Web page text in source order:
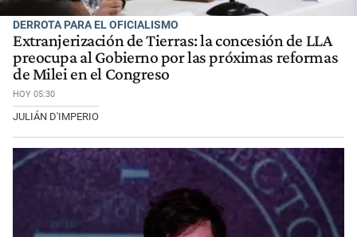
DERROTA PARA EL OFICIALISMO
Extranjerización de Tierras: la concesión de LLA
preocupa al Gobierno por las próximas reformas
de Milei en el Congreso
HOY 05:30
JULIÁN D'IMPERIO